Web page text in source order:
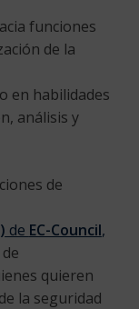
funciones
de la
en habilidades
análisis y
de
de EC-Council,
quieren
la seguridad